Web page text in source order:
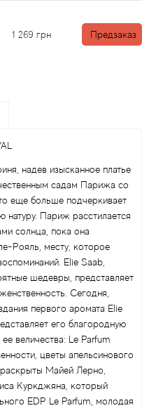
1 269 грн Предзаказ
надев изысканное платье
садам Парижа со
еще больше подчеркивает
Париж расстилается
солнца, пока она
Рояль, месту, которое
Elie Saab,
шедевры, представляет
Сегодня,
первого аромата Elie
его благородную
величества: Le Parfum
цветы апельсинового
Майей Лерно,
Куркджяна, который
EDP Le Parfum, молодая